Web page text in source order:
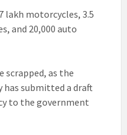
lakh motorcycles, 3.5
and 20,000 auto
scrapped, as the
submitted a draft
to the government